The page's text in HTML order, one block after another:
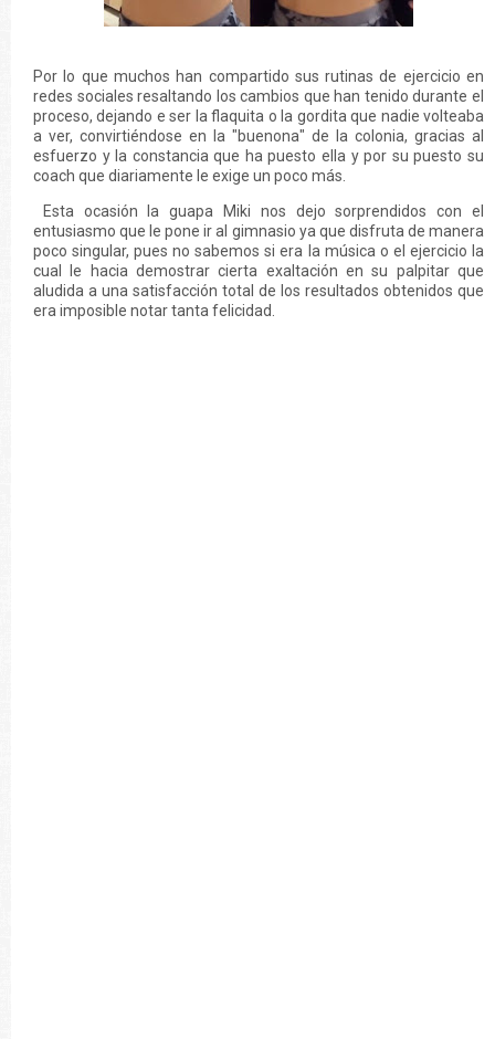
Por lo que muchos han compartido sus rutinas de ejercicio en
redes sociales resaltando los cambios que han tenido durante el
proceso, dejando e ser la flaquita o la gordita que nadie volteaba
a ver, convirtiéndose en la "buenona" de la colonia, gracias al
esfuerzo y la constancia que ha puesto ella y por su puesto su
coach que diariamente le exige un poco más.
Esta ocasión la guapa Miki nos dejo sorprendidos con el
entusiasmo que le pone ir al gimnasio ya que disfruta de manera
poco singular, pues no sabemos si era la música o el ejercicio la
cual le hacia demostrar cierta exaltación en su palpitar que
aludida a una satisfacción total de los resultados obtenidos que
era imposible notar tanta felicidad.